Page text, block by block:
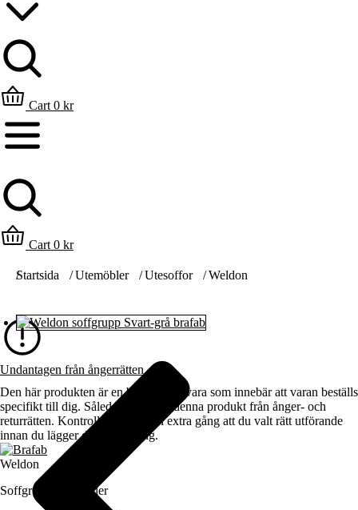
Cart 0 kr
Cart 0 kr
Du är här:
Startsida Utemöbler Utesoffor Weldon
Undantagen från ångerrätten
Den här produkten är en beställningsvara som innebär att varan beställs
specifikt till dig. Således undantas denna produkt från ånger- och
returrätten. Kontrollera därför en extra gång att du valt rätt utförande
innan du lägger din beställning.
Weldon
Soffgrupp, utemöbler